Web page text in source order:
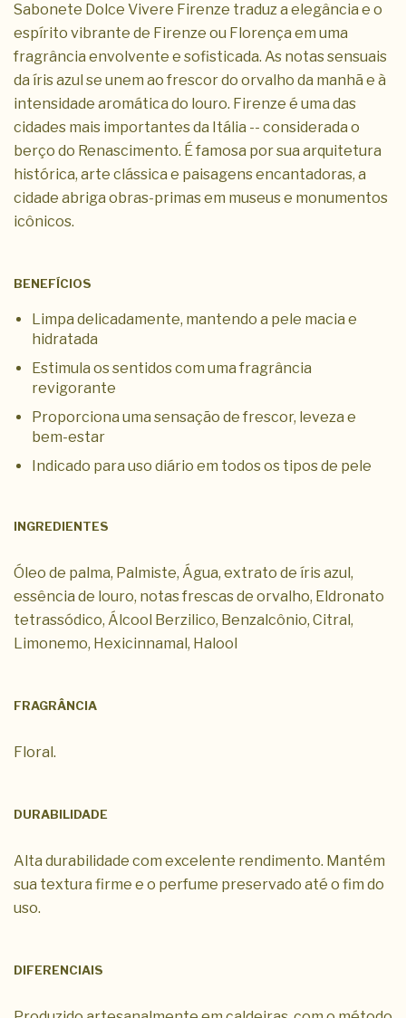
Sabonete Dolce Vivere Firenze traduz a elegância e o
espírito vibrante de Firenze ou Florença em uma
fragrância envolvente e sofisticada. As notas sensuais
da íris azul se unem ao frescor do orvalho da manhã e à
intensidade aromática do louro. Firenze é uma das
cidades mais importantes da Itália -- considerada o
berço do Renascimento. É famosa por sua arquitetura
histórica, arte clássica e paisagens encantadoras, a
cidade abriga obras-primas em museus e monumentos
icônicos.
BENEFÍCIOS
Limpa delicadamente, mantendo a pele macia e
hidratada
Estimula os sentidos com uma fragrância
revigorante
Proporciona uma sensação de frescor, leveza e
bem-estar
Indicado para uso diário em todos os tipos de pele
INGREDIENTES
Óleo de palma, Palmiste, Água, extrato de íris azul,
essência de louro, notas frescas de orvalho, Eldronato
tetrassódico, Álcool Berzilico, Benzalcônio, Citral,
Limonemo, Hexicinnamal, Halool
FRAGRÂNCIA
Floral.
DURABILIDADE
Alta durabilidade com excelente rendimento. Mantém
sua textura firme e o perfume preservado até o fim do
uso.
DIFERENCIAIS